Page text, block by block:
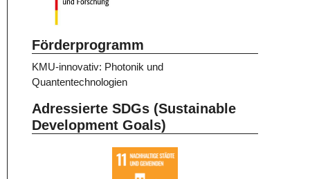
Förderprogramm
KMU-innovativ: Photonik und
Quantentechnologien
Adressierte SDGs (Sustainable
Development Goals)